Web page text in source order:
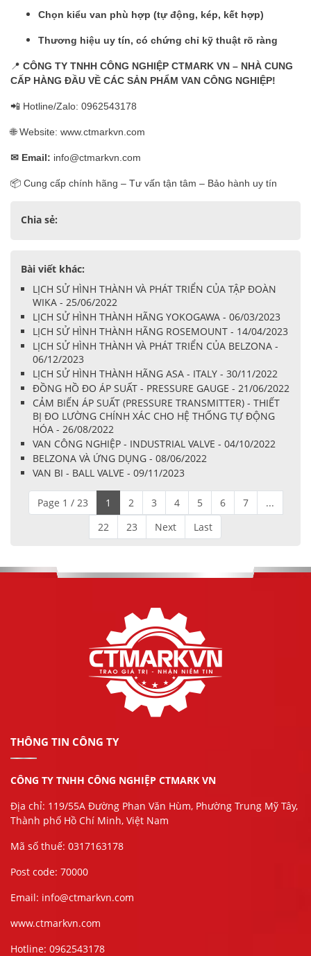
Chọn kiểu van phù hợp (tự động, kép, kết hợp)
Thương hiệu uy tín, có chứng chỉ kỹ thuật rõ ràng
📍 CÔNG TY TNHH CÔNG NGHIỆP CTMARK VN – NHÀ CUNG
CẤP HÀNG ĐẦU VỀ CÁC SẢN PHẨM VAN CÔNG NGHIỆP!
📲 Hotline/Zalo: 0962543178
🌐 Website: www.ctmarkvn.com
✉ Email: info@ctmarkvn.com
📦 Cung cấp chính hãng – Tư vấn tận tâm – Bảo hành uy tín
Chia sẻ:
Bài viết khác:
LỊCH SỬ HÌNH THÀNH VÀ PHÁT TRIỂN CỦA TẬP ĐOÀN
WIKA - 25/06/2022
LỊCH SỬ HÌNH THÀNH HÃNG YOKOGAWA - 06/03/2023
LỊCH SỬ HÌNH THÀNH HÃNG ROSEMOUNT - 14/04/2023
LỊCH SỬ HÌNH THÀNH VÀ PHÁT TRIỂN CỦA BELZONA -
06/12/2023
LỊCH SỬ HÌNH THÀNH HÃNG ASA - ITALY - 30/11/2022
ĐỒNG HỒ ĐO ÁP SUẤT - PRESSURE GAUGE - 21/06/2022
CẢM BIẾN ÁP SUẤT (PRESSURE TRANSMITTER) - THIẾT
BỊ ĐO LƯỜNG CHÍNH XÁC CHO HỆ THỐNG TỰ ĐỘNG
HÓA - 26/08/2022
VAN CÔNG NGHIỆP - INDUSTRIAL VALVE - 04/10/2022
BELZONA VÀ ỨNG DỤNG - 08/06/2022
VAN BI - BALL VALVE - 09/11/2023
Page 1 / 23 1 2 3 4 5 6 7
...
22
23 Next Last
THÔNG TIN CÔNG TY
CÔNG TY TNHH CÔNG NGHIỆP CTMARK VN
Địa chỉ: 119/55A Đường Phan Văn Hùm, Phường Trung Mỹ Tây,
Thành phố Hồ Chí Minh, Việt Nam
Mã số thuế: 0317163178
Post code: 70000
Email: info@ctmarkvn.com
www.ctmarkvn.com
Hotline: 0962543178